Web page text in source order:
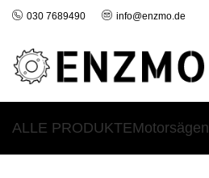
030 7689490 info@enzmo.de
ALLE PRODUKTEMotorsägen